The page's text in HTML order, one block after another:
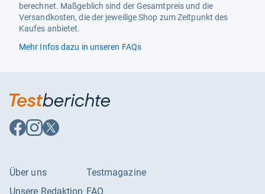
Stecker-Typ A
Zimmer
berechnet. Maßgeblich sind der Gesamtpreis und die
Versandkosten, die der jeweilige Shop zum Zeitpunkt des
Kaufes anbietet.
Mehr Infos dazu in unseren FAQs
Auf
Facebook
Auf
Instagram
Auf
X
Über uns
Unsere Redaktion
Testmagazine
FAQ